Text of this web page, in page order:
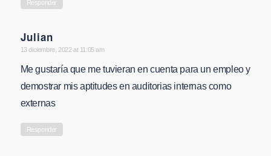
Responder
Julian
says:
13 diciembre, 2022 at 11:05 am
Me gustaría que me tuvieran en cuenta para un empleo y
demostrar mis aptitudes en auditorias internas como
externas
Responder